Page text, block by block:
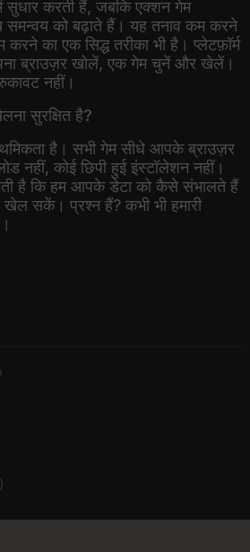
सुधार करती हैं, जबकि एक्शन गेम
को बढ़ाते हैं। यह तनाव कम करने
का एक सिद्ध तरीका भी है। प्लेटफ़ॉर्म
ब्राउज़र खोलें, एक गेम चुनें और खेलें।
नहीं।
सुरक्षित है?
है। सभी गेम सीधे आपके ब्राउज़र
नहीं, कोई छिपी हुई इंस्टॉलेशन नहीं।
है कि हम आपके डेटा को कैसे संभालते हैं
सकें। प्रश्न हैं? कभी भी हमारी